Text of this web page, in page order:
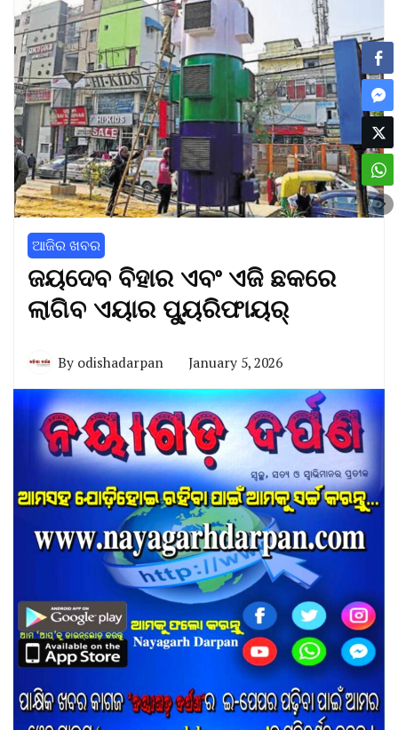
ଆଜିର ଖବର
ଜୟଦେବ ବିହାର ଏବଂ ଏଜି ଛକରେ
ଲାଗିବ ଏୟାର ପ୍ୟୁରିଫାୟର୍
By odishadarpan January 5, 2026